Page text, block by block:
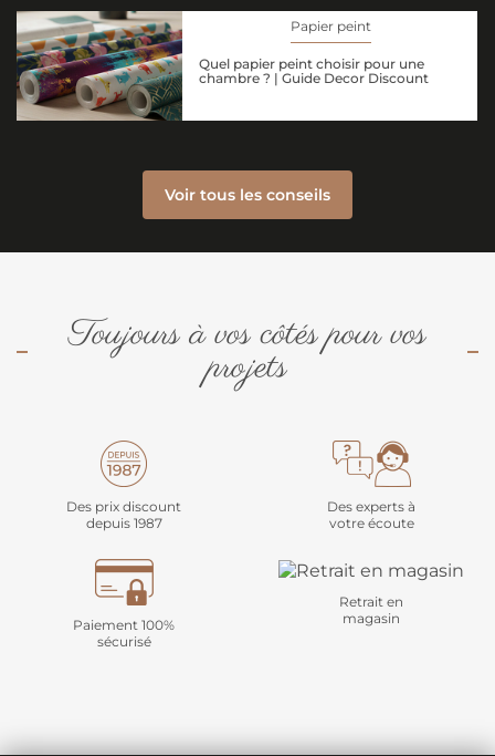
Papier peint
Quel papier peint choisir pour une
chambre ? | Guide Decor Discount
Voir tous les conseils
Toujours à vos côtés pour vos
projets
Des prix discount
depuis 1987
Des experts à
votre écoute
Paiement 100%
sécurisé
Retrait en
magasin